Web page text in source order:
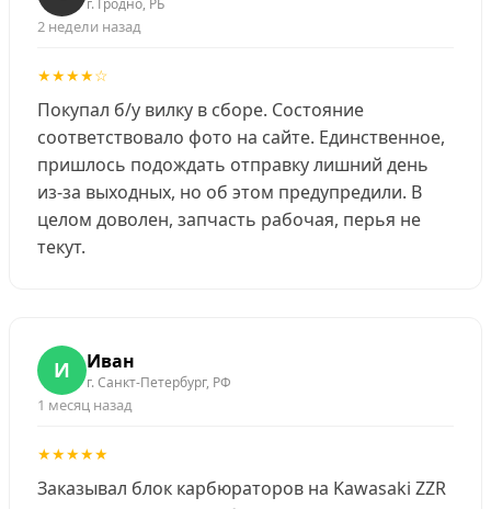
2 недели назад
★★★★☆
Покупал б/у вилку в сборе. Состояние
соответствовало фото на сайте. Единственное,
пришлось подождать отправку лишний день
из-за выходных, но об этом предупредили. В
целом доволен, запчасть рабочая, перья не
текут.
И Иван
г. Санкт-Петербург, РФ
1 месяц назад
★★★★★
Заказывал блок карбюраторов на Kawasaki ZZR